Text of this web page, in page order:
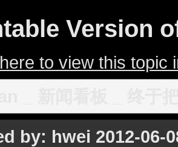
Version
to view this topic
by: hwei 2012-06-